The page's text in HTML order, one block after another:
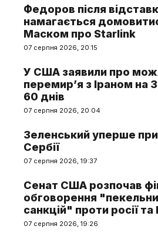
Федоров після
намагається
Маском про Starlink
07 серпня 2026, 20:15
У США заявили про
перемир’я з Іраном на
60 днів
07 серпня 2026, 20:04
Зеленський уперше
Сербії
07 серпня 2026, 19:37
Сенат США розпочав
обговорення
санкцій" проти росії та
07 серпня 2026, 19:26